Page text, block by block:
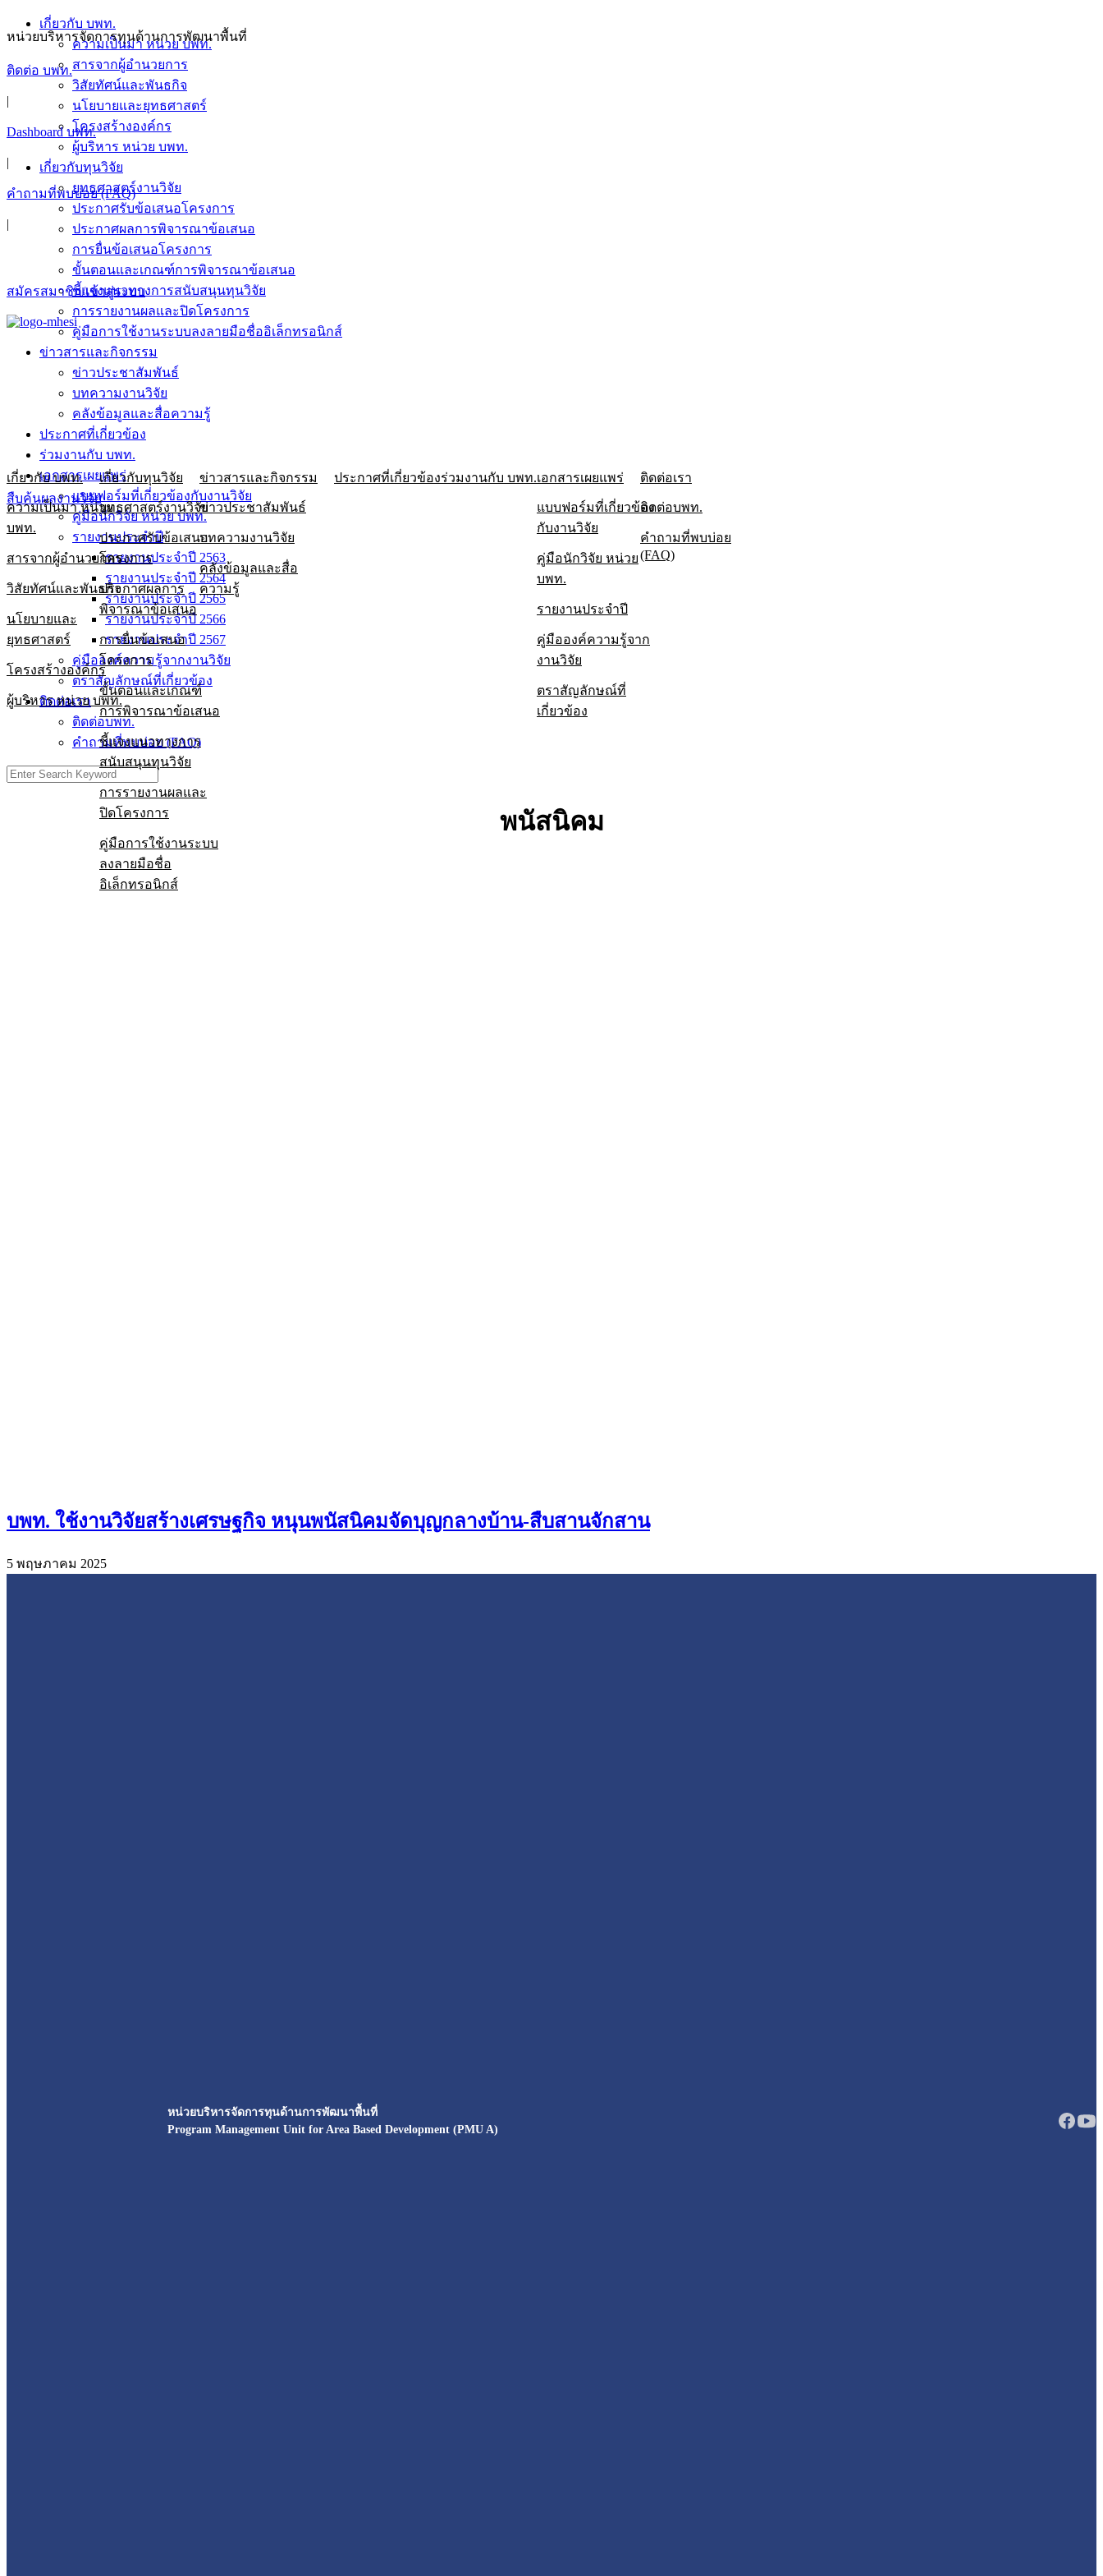
หน่วยบริหารจัดการทุนด้านการพัฒนาพื้นที่
ติดต่อ บพท.
|
Dashboard บพท.
|
คำถามที่พบบ่อย (FAQ)
|
สมัครสมาชิก/เข้าสู่ระบบ
เกี่ยวกับ บพท.
ความเป็นมา หน่วย
บพท.
สารจากผู้อำนวยการ
วิสัยทัศน์และพันธกิจ
นโยบายและ
ยุทธศาสตร์
โครงสร้างองค์กร
ผู้บริหาร หน่วย บพท.
เกี่ยวกับทุนวิจัย
ยุทธศาสตร์งานวิจัย
ประกาศรับข้อเสนอ
โครงการ
ประกาศผลการ
พิจารณาข้อเสนอ
การยื่นข้อเสนอ
โครงการ
ขั้นตอนและเกณฑ์
การพิจารณาข้อเสนอ
ชี้แจงแนวทางการ
สนับสนุนทุนวิจัย
การรายงานผลและ
ปิดโครงการ
คู่มือการใช้งานระบบ
ลงลายมือชื่อ
อิเล็กทรอนิกส์
ข่าวสารและกิจกรรม
ข่าวประชาสัมพันธ์
บทความงานวิจัย
คลังข้อมูลและสื่อ
ความรู้
ประกาศที่เกี่ยวข้องร่วมงานกับ บพท.เอกสารเผยแพร่
แบบฟอร์มที่เกี่ยวข้อง
กับงานวิจัย
คู่มือนักวิจัย หน่วย
บพท.
รายงานประจำปี
คู่มือองค์ความรู้จาก
งานวิจัย
ตราสัญลักษณ์ที่
เกี่ยวข้อง
ติดต่อเรา
ติดต่อบพท.
คำถามที่พบบ่อย
(FAQ)
สืบค้นผลงานวิจัย
เกี่ยวกับ บพท.
ความเป็นมา หน่วย บพท.
สารจากผู้อำนวยการ
วิสัยทัศน์และพันธกิจ
นโยบายและยุทธศาสตร์
โครงสร้างองค์กร
ผู้บริหาร หน่วย บพท.
เกี่ยวกับทุนวิจัย
ยุทธศาสตร์งานวิจัย
ประกาศรับข้อเสนอโครงการ
ประกาศผลการพิจารณาข้อเสนอ
การยื่นข้อเสนอโครงการ
ขั้นตอนและเกณฑ์การพิจารณาข้อเสนอ
ชี้แจงแนวทางการสนับสนุนทุนวิจัย
การรายงานผลและปิดโครงการ
คู่มือการใช้งานระบบลงลายมือชื่ออิเล็กทรอนิกส์
ข่าวสารและกิจกรรม
ข่าวประชาสัมพันธ์
บทความงานวิจัย
คลังข้อมูลและสื่อความรู้
ประกาศที่เกี่ยวข้อง
ร่วมงานกับ บพท.
เอกสารเผยแพร่
แบบฟอร์มที่เกี่ยวข้องกับงานวิจัย
คู่มือนักวิจัย หน่วย บพท.
รายงานประจำปี
รายงานประจำปี 2563
รายงานประจำปี 2564
รายงานประจำปี 2565
รายงานประจำปี 2566
รายงานประจำปี 2567
คู่มือองค์ความรู้จากงานวิจัย
ตราสัญลักษณ์ที่เกี่ยวข้อง
ติดต่อเรา
ติดต่อบพท.
คำถามที่พบบ่อย (FAQ)
พนัสนิคม
บพท. ใช้งานวิจัยสร้างเศรษฐกิจ หนุนพนัสนิคมจัดบุญกลางบ้าน-สืบสานจักสาน
5 พฤษภาคม 2025
หน่วยบริหารจัดการทุนด้านการพัฒนาพื้นที่
Program Management Unit for Area Based Development (PMU A)